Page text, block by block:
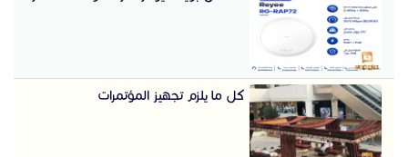
كل ما يلزم تجهيز المؤتمرات